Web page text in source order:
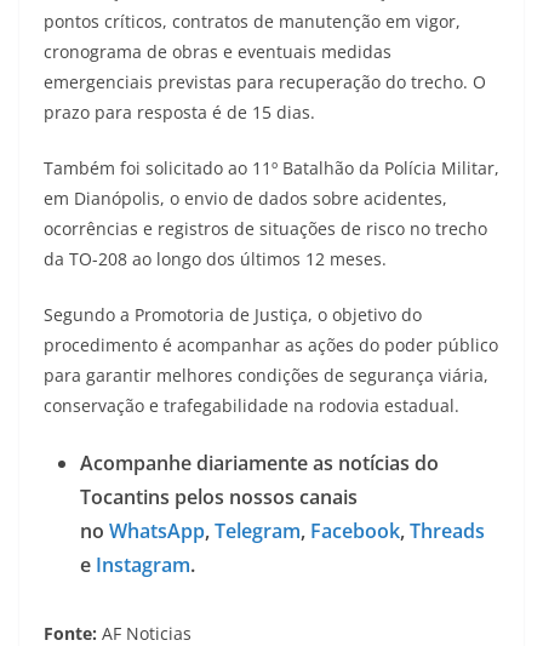
pontos críticos, contratos de manutenção em vigor,
cronograma de obras e eventuais medidas
emergenciais previstas para recuperação do trecho. O
prazo para resposta é de 15 dias.
Também foi solicitado ao 11º Batalhão da Polícia Militar,
em Dianópolis, o envio de dados sobre acidentes,
ocorrências e registros de situações de risco no trecho
da TO-208 ao longo dos últimos 12 meses.
Segundo a Promotoria de Justiça, o objetivo do
procedimento é acompanhar as ações do poder público
para garantir melhores condições de segurança viária,
conservação e trafegabilidade na rodovia estadual.
Acompanhe diariamente as notícias do
Tocantins pelos nossos canais
no WhatsApp,Telegram, Facebook,Threads
e Instagram.
Fonte: AF Noticias